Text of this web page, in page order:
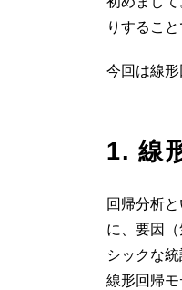
りするこ
今回は線
1. 線
回帰分析
に、要因
シックな
線形回帰モ